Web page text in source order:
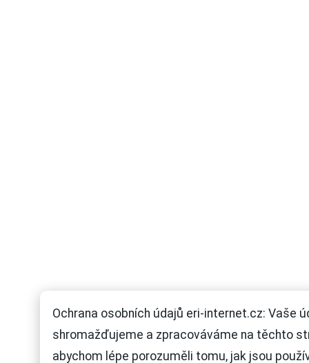
Ochrana osobních údajů eri-internet.cz: Vaše
shromažďujeme a zpracováváme na těchto
abychom lépe porozuměli tomu, jak jsou